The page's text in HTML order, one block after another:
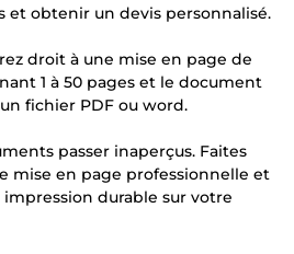
et obtenir un devis personnalisé.
droit à une mise en page de
1 à 50 pages et le document
fichier PDF ou word.
passer inaperçus. Faites
mise en page professionnelle et
durable sur votre